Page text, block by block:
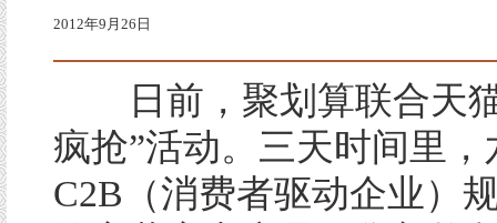
2012年9月26日
日前，聚划算联合天猫
疯抢”活动。三天时间里，
C2B（消费者驱动企业）